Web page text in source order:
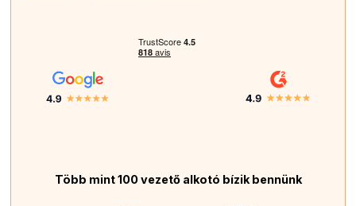
Több mint 100 vezető alkotó bízik bennünk